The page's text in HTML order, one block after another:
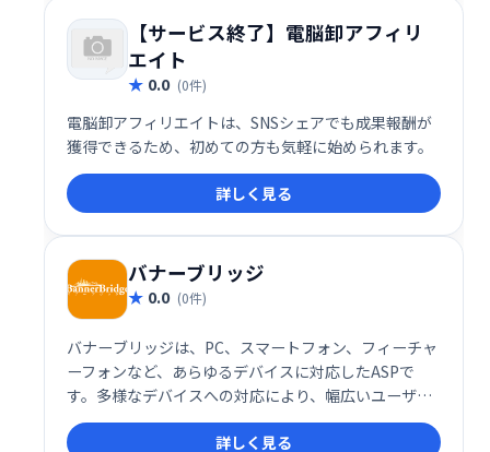
【サービス終了】電脳卸アフィリ
エイト
0.0 (0件)
電脳卸アフィリエイトは、SNSシェアでも成果報酬が
獲得できるため、初めての方も気軽に始められます。
詳しく見る
バナーブリッジ
0.0 (0件)
バナーブリッジは、PC、スマートフォン、フィーチャ
ーフォンなど、あらゆるデバイスに対応したASPで
す。多様なデバイスへの対応により、幅広いユーザー
への広告配信を可能にするサービスです。
詳しく見る